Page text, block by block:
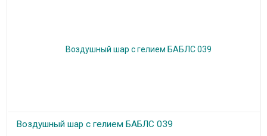
Воздушный шар с гелием БАБЛС 039